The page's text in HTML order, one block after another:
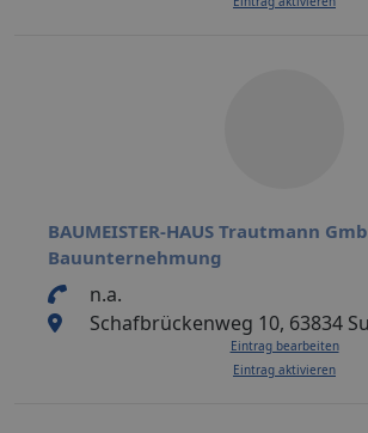
BAUMEISTER-HAUS Trautmann
Bauunternehmung
n.a.
Schafbrückenweg 10, 63834
Eintrag bearbeiten
Eintrag aktivieren